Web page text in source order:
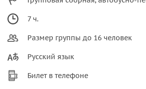
7 ч.
Размер группы до 16 человек
Русский язык
Билет в телефоне